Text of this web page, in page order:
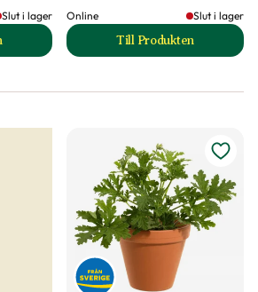
Slut i lager
CALLIOPE DARK RED
Online
Slut i lager
Till Produkten
till